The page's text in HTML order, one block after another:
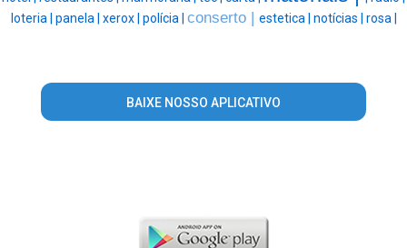
loteria | panela | xerox | polícia | conserto | estetica | notícias | rosa |
BAIXE NOSSO APLICATIVO